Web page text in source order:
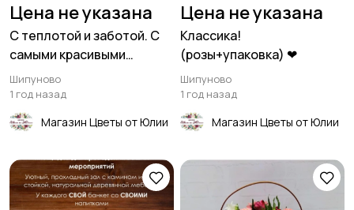
Цена не указана
С теплотой и заботой. С
самыми красивыми
цветами.
Шипуново
1 год назад
Магазин Цветы от Юлии
Цена не указана
Классика!
(розы+упаковка) ❤
Шипуново
1 год назад
Магазин Цветы от Юлии